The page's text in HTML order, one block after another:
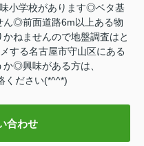
小学校があります◎ベタ基
ん◎前面道路6m以上ある物
ねませんので地盤調査はと
する名古屋市守山区にある
◎興味がある方は、
ください(*^^*)
合わせ